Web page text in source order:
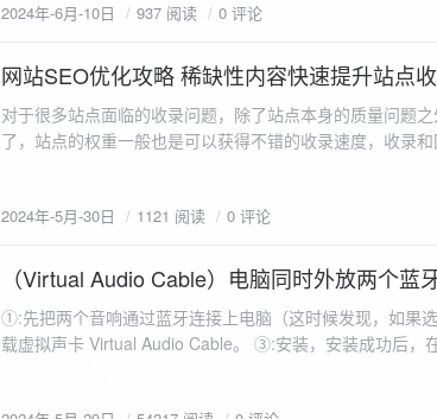
为'.'和‘..’，不要对他们进行操作 if (is_dir($path . "/" . $filename)) { // 如果读取的某个对象是文件夹，则递
$filename); } } } } $zip = new ZipArchive(); $zip_filename = "down/files.zip"; // 压缩包存放路径与名称
压缩包中 addFileToZip("img",$zip);
2024年-6月-10日 937 阅读 0 评论
2024-5-30
网站SEO优化攻略 稀缺性内容快速提升站点
对于很多站点面临的收录问题，除了站点本身的质量问题
了，站点的权重一般也是可以获得不错的收录速度，收录
2024年-5月-30日 1121 阅读 0 评论
2024-5-29
（Virtual Audio Cable）电脑同时外放两个蓝
①:先把两个音响通过蓝牙连接上电脑（这时候发现，如果
载虚拟声卡 Virtual Audio Cable。 ③:安装，安装成功后，在音